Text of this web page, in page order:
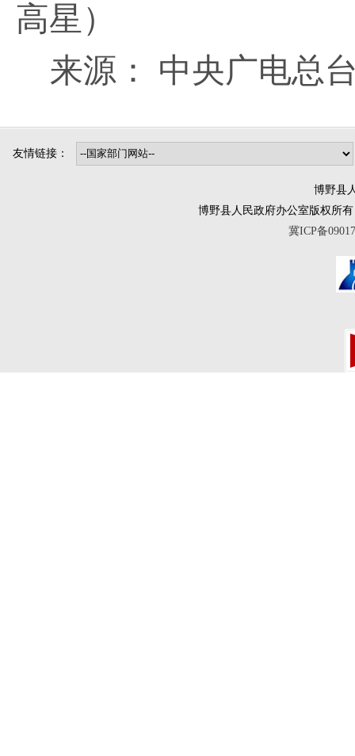
高星）
来源：
中央广电总
友情链接：
博野县
博野县人民政府办公室版权所有
冀ICP备